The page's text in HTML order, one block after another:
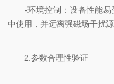
-环境控制：设备性能易
中使用，并远离强磁场干扰
2.参数合理性验证